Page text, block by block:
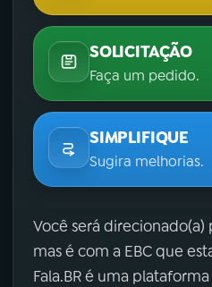
SOLICITAÇÃO
Faça um pedido.
SIMPLIFIQUE
Sugira melhorias.
Você será direcionado(a)
mas é com a EBC que
Fala.BR é uma